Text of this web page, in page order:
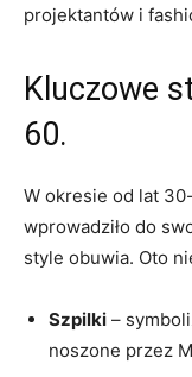
projektantów i
Kluczowe
60.
W okresie od lat
wprowadziło do
style obuwia. Oto
Szpilki –
noszone przez